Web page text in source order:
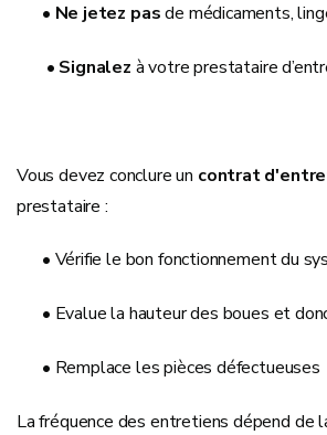
• Ne jetez pasde médicaments,
• Signalez à votre prestataire
Vous devez conclure un contrat
prestataire :
• Vérifie le bon fonctionnement du
• Evalue la hauteur des boues et
• Remplace les pièces défectueuses
La fréquence des entretiens dépend de